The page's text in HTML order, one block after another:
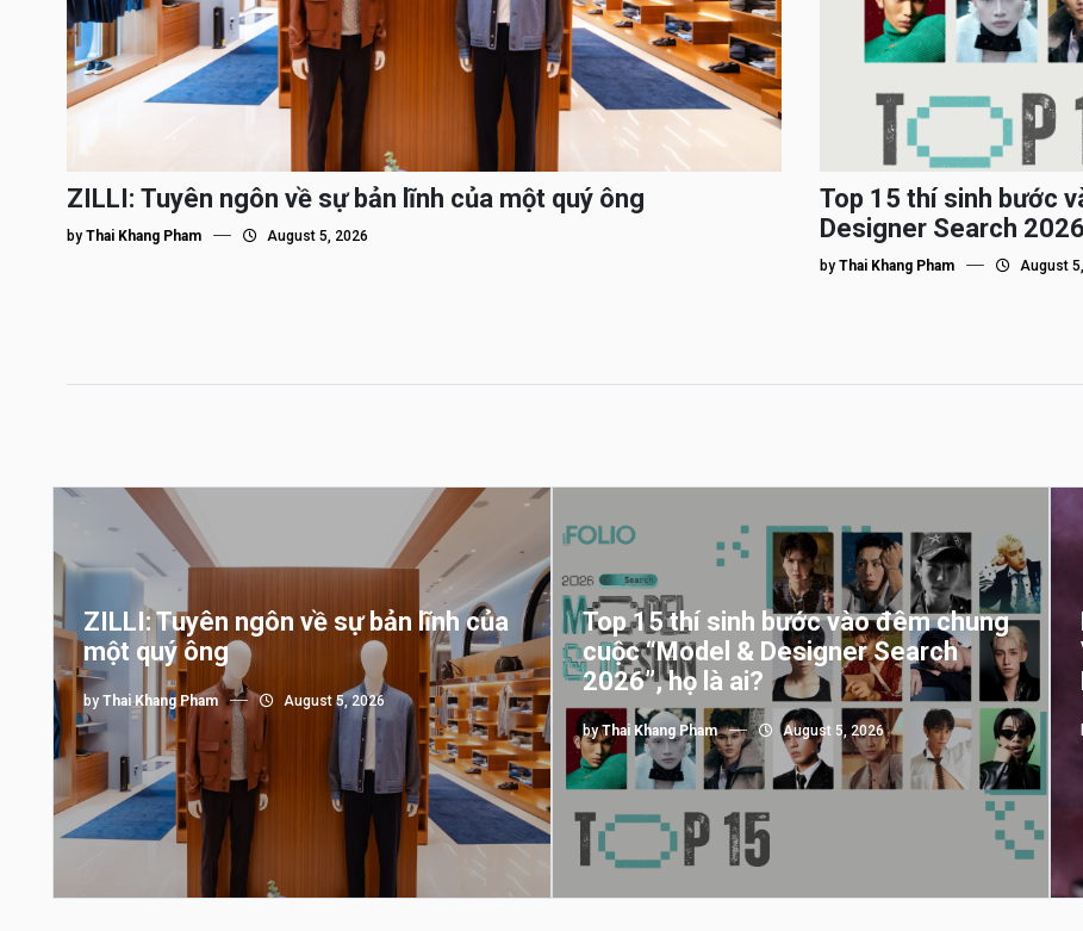
ZILLI: Tuyên ngôn về sự bản lĩnh của một quý ông
by Thai Khang Pham August 5, 2026
Top 15 thí sinh bước
Designer Search
by Thai Khang Pham August
ZILLI: Tuyên ngôn về sự bản lĩnh của
một quý ông
by Thai Khang Pham August 5, 2026
Top 15 thí sinh bước vào đêm chung
cuộc “Model & Designer Search
2026”, họ là ai?
byThai Khang Pham August 5, 2026